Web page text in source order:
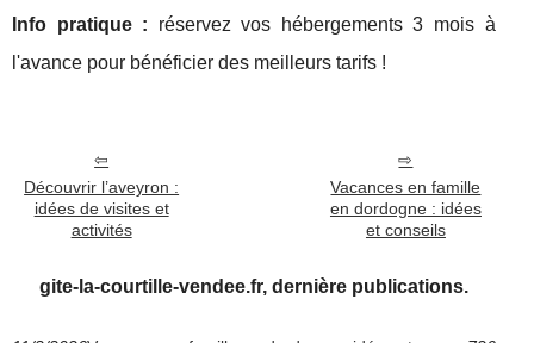
Info pratique : réservez vos hébergements 3 mois à
l'avance pour bénéficier des meilleurs tarifs !
Découvrir l’aveyron :
idées de visites et
activités
Vacances en famille
en dordogne : idées
et conseils
gite-la-courtille-vendee.fr, dernière publications.